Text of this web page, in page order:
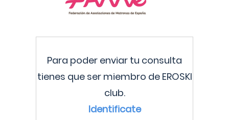
Para poder enviar tu consulta
tienes que ser miembro de EROSKI
club.
Identificate